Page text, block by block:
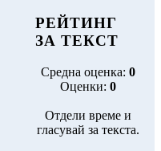
РЕЙТИНГ
ЗА ТЕКСТ
Средна оценка: 0
Оценки: 0
Отдели време и
гласувай за текста.